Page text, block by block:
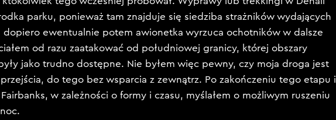
parku, ponieważ tam znajduje się siedziba strażników wydających
dopiero ewentualnie potem awionetka wyrzuca ochotników w dalsze
od razu zaatakować od południowej granicy, której obszary
jako trudno dostępne. Nie byłem więc pewny, czy moja droga jest
do tego bez wsparcia z zewnątrz. Po zakończeniu tego etapu i
w zależności o formy i czasu, myślałem o możliwym ruszeniu